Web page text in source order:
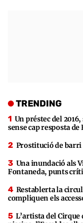
TRENDING
Un préstec del
sense cap resposta
Prostitució de barri
Una inundació als
Fontaneda, punts
Restablerta la
compliquen els
L’artista del Cirque